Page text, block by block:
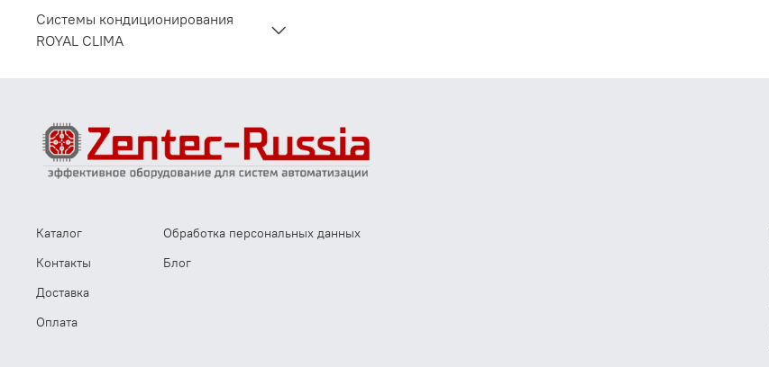
Системы кондиционирования
ROYAL CLIMA
Каталог
Контакты
Доставка
Оплата
Обработка персональных данных
Блог